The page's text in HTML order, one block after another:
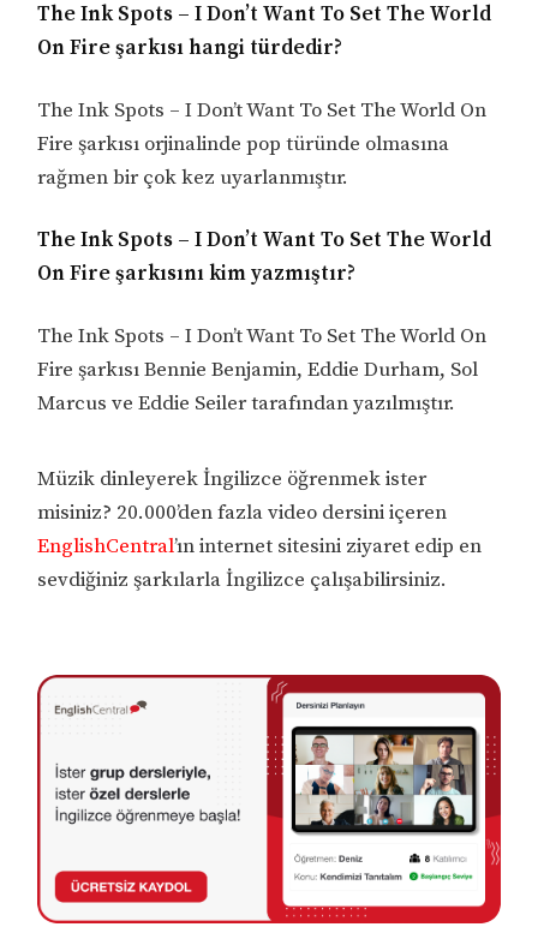
The Ink Spots – I Don’t Want To Set The World
On Fire şarkısı hangi türdedir?
The Ink Spots – I Don’t Want To Set The World On
Fire şarkısı orjinalinde pop türünde olmasına
rağmen bir çok kez uyarlanmıştır.
The Ink Spots – I Don’t Want To Set The World
On Fire şarkısını kim yazmıştır?
The Ink Spots – I Don’t Want To Set The World On
Fire şarkısı Bennie Benjamin, Eddie Durham, Sol
Marcus ve Eddie Seiler tarafından yazılmıştır.
Müzik dinleyerek İngilizce öğrenmek ister
misiniz? 20.000’den fazla video dersini içeren
EnglishCentral’ın internet sitesini ziyaret edip en
sevdiğiniz şarkılarla İngilizce çalışabilirsiniz.